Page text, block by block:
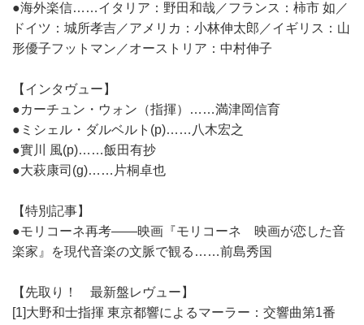
●海外楽信……イタリア：野田和哉／フランス：柿市 如／
ドイツ：城所孝吉／アメリカ：小林伸太郎／イギリス：山
形優子フットマン／オーストリア：中村伸子
【インタヴュー】
●カーチュン・ウォン（指揮）……満津岡信育
●ミシェル・ダルベルト(p)……八木宏之
●實川 風(p)……飯田有抄
●大萩康司(g)……片桐卓也
【特別記事】
●モリコーネ再考――映画『モリコーネ 映画が恋した音
楽家』を現代音楽の文脈で観る……前島秀国
【先取り！ 最新盤レヴュー】
[1]大野和士指揮 東京都響によるマーラー：交響曲第1番